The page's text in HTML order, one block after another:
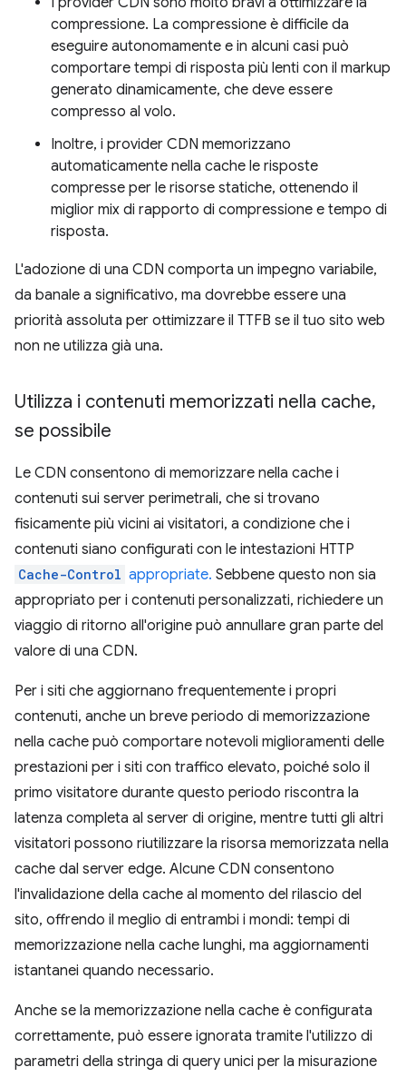
compressione. La compressione è difficile da
eseguire autonomamente e in alcuni casi può
comportare tempi di risposta più lenti con il markup
generato dinamicamente, che deve essere
compresso al volo.
Inoltre, i provider CDN memorizzano
automaticamente nella cache le risposte
compresse per le risorse statiche, ottenendo il
miglior mix di rapporto di compressione e tempo di
risposta.
L'adozione di una CDN comporta un impegno variabile,
da banale a significativo, ma dovrebbe essere una
priorità assoluta per ottimizzare il TTFB se il tuo sito web
non ne utilizza già una.
Utilizza i contenuti memorizzati nella cache,
se possibile
Le CDN consentono di memorizzare nella cache i
contenuti sui server perimetrali, che si trovano
fisicamente più vicini ai visitatori, a condizione che i
contenuti siano configurati con le intestazioni HTTP
Cache-Control appropriate. Sebbene questo non sia
appropriato per i contenuti personalizzati, richiedere un
viaggio di ritorno all'origine può annullare gran parte del
valore di una CDN.
Per i siti che aggiornano frequentemente i propri
contenuti, anche un breve periodo di memorizzazione
nella cache può comportare notevoli miglioramenti delle
prestazioni per i siti con traffico elevato, poiché solo il
primo visitatore durante questo periodo riscontra la
latenza completa al server di origine, mentre tutti gli altri
visitatori possono riutilizzare la risorsa memorizzata nella
cache dal server edge. Alcune CDN consentono
l'invalidazione della cache al momento del rilascio del
sito, offrendo il meglio di entrambi i mondi: tempi di
memorizzazione nella cache lunghi, ma aggiornamenti
istantanei quando necessario.
Anche se la memorizzazione nella cache è configurata
correttamente, può essere ignorata tramite l'utilizzo di
parametri della stringa di query unici per la misurazione